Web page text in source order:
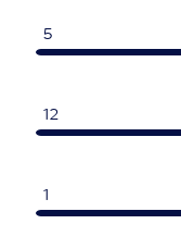
5
12
1